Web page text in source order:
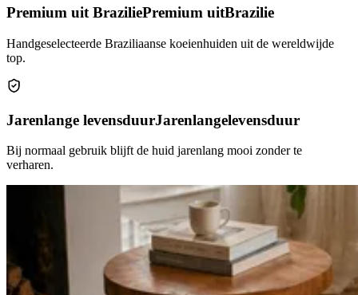
Premium uit BraziliePremium uitBrazilie
Handgeselecteerde Braziliaanse koeienhuiden uit de wereldwijde
top.
Jarenlange levensduurJarenlangelevensduur
Bij normaal gebruik blijft de huid jarenlang mooi zonder te
verharen.